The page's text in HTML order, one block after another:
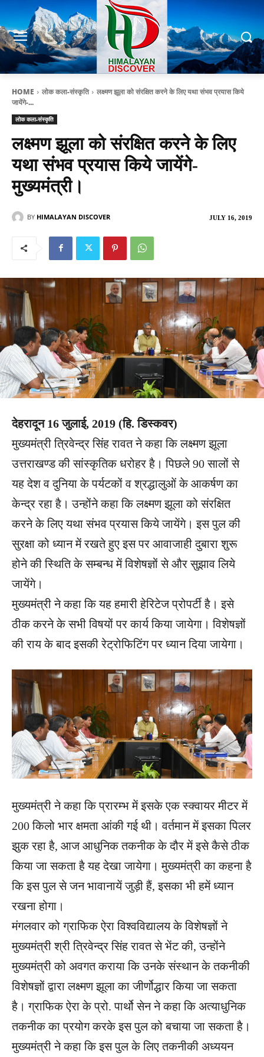
HOME लोक कला-संस्कृति
लक्ष्मण झूला को संरक्षित करने के लिए यथा संभव प्रयास किये
जायेंगे-...
लोक कला-संस्कृति
लक्ष्मण झूला को संरक्षित करने के लिए
यथा संभव प्रयास किये जायेंगे-
मुख्यमंत्री।
JULY 16, 2019
BY HIMALAYAN DISCOVER
देहरादून 16 जुलाई, 2019 (हि. डिस्कवर)
मुख्यमंत्री त्रिवेन्द्र सिंह रावत ने कहा कि लक्ष्मण झूला
उत्तराखण्ड की सांस्कृतिक धरोहर है। पिछले 90 सालों से
यह देश व दुनिया के पर्यटकों व श्रद्धालुओं के आकर्षण का
केन्द्र रहा है। उन्होंने कहा कि लक्ष्मण झूला को संरक्षित
करने के लिए यथा संभव प्रयास किये जायेंगे। इस पुल की
सुरक्षा को ध्यान में रखते हुए इस पर आवाजाही दुबारा शुरू
होने की स्थिति के सम्बन्ध में विशेषज्ञों से और सुझाव लिये
जायेंगे।
मुख्यमंत्री ने कहा कि यह हमारी हेरिटेज प्रोपर्टी है। इसे
ठीक करने के सभी विषयों पर कार्य किया जायेगा। विशेषज्ञों
की राय के बाद इसकी रेट्रोफिटिंग पर ध्यान दिया जायेगा।
मुख्यमंत्री ने कहा कि प्रारम्भ में इसके एक स्क्वायर मीटर में
200 किलो भार क्षमता आंकी गई थी। वर्तमान में इसका पिलर
झुक रहा है, आज आधुनिक तकनीक के दौर में इसे कैसे ठीक
किया जा सकता है यह देखा जायेगा। मुख्यमंत्री का कहना है
कि इस पुल से जन भावानायें जुड़ी हैं, इसका भी हमें ध्यान
रखना होगा।
मंगलवार को ग्राफिक ऐरा विश्वविद्यालय के विशेषज्ञों ने
मुख्यमंत्री श्री त्रिवेन्द्र सिंह रावत से भेंट की, उन्होंने
मुख्यमंत्री को अवगत कराया कि उनके संस्थान के तकनीकी
विशेषज्ञों द्वारा लक्ष्मण झूला का जीर्णोद्धार किया जा सकता
है। ग्राफिक ऐरा के प्रो. पार्थो सेन ने कहा कि अत्याधुनिक
तकनीक का प्रयोग करके इस पुल को बचाया जा सकता है।
मुख्यमंत्री ने कहा कि इस पुल के लिए तकनीकी अध्ययन